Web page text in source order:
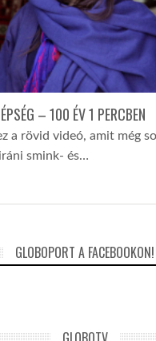
– 100 ÉV 1 PERCBEN
a rövid videó, amit még
smink- és…
GLOBOPORT A FACEBOOKON!